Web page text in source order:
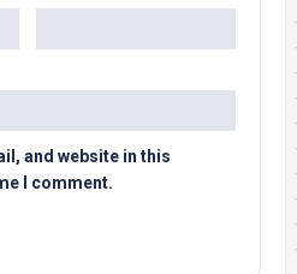
and website in this
I comment.